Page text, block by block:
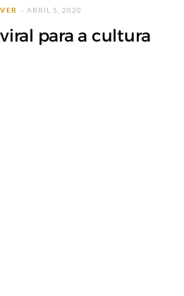
ABRIL 5, 2020
para a cultura